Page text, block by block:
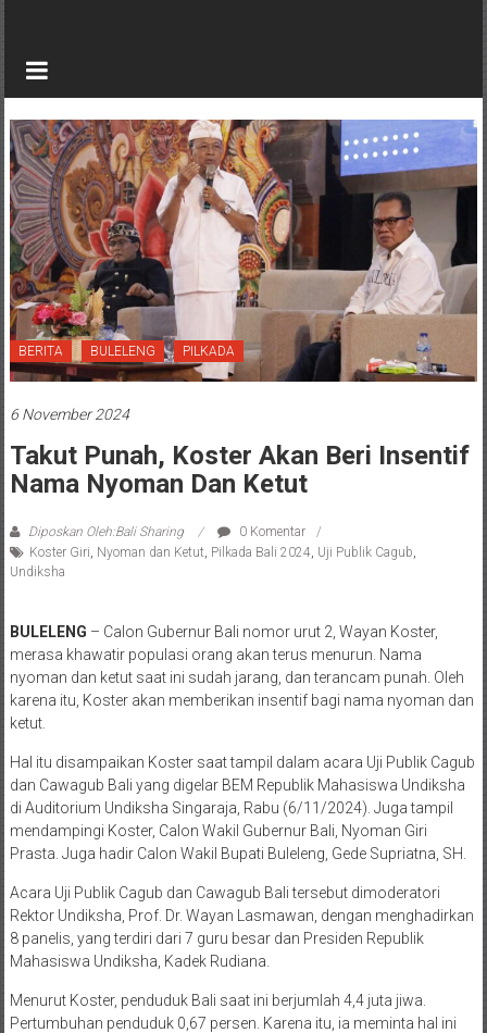
BERITA BULELENG PILKADA
6 November 2024
Takut Punah, Koster Akan Beri Insentif
Nama Nyoman Dan Ketut
Diposkan Oleh:Bali Sharing
0 Komentar
Koster Giri Nyoman dan Ketut Pilkada Bali 2024 Uji Publik Cagub
Undiksha
BULELENG – Calon Gubernur Bali nomor urut 2, Wayan Koster,
merasa khawatir populasi orang akan terus menurun. Nama
nyoman dan ketut saat ini sudah jarang, dan terancam punah. Oleh
karena itu, Koster akan memberikan insentif bagi nama nyoman dan
ketut.
Hal itu disampaikan Koster saat tampil dalam acara Uji Publik Cagub
dan Cawagub Bali yang digelar BEM Republik Mahasiswa Undiksha
di Auditorium Undiksha Singaraja, Rabu (6/11/2024). Juga tampil
mendampingi Koster, Calon Wakil Gubernur Bali, Nyoman Giri
Prasta. Juga hadir Calon Wakil Bupati Buleleng, Gede Supriatna, SH.
Acara Uji Publik Cagub dan Cawagub Bali tersebut dimoderatori
Rektor Undiksha, Prof. Dr. Wayan Lasmawan, dengan menghadirkan
8 panelis, yang terdiri dari 7 guru besar dan Presiden Republik
Mahasiswa Undiksha, Kadek Rudiana.
Menurut Koster, penduduk Bali saat ini berjumlah 4,4 juta jiwa.
Pertumbuhan penduduk 0,67 persen. Karena itu, ia meminta hal ini